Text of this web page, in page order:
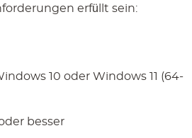
erfüllt sein:
10 oder Windows 11 (64-
besser